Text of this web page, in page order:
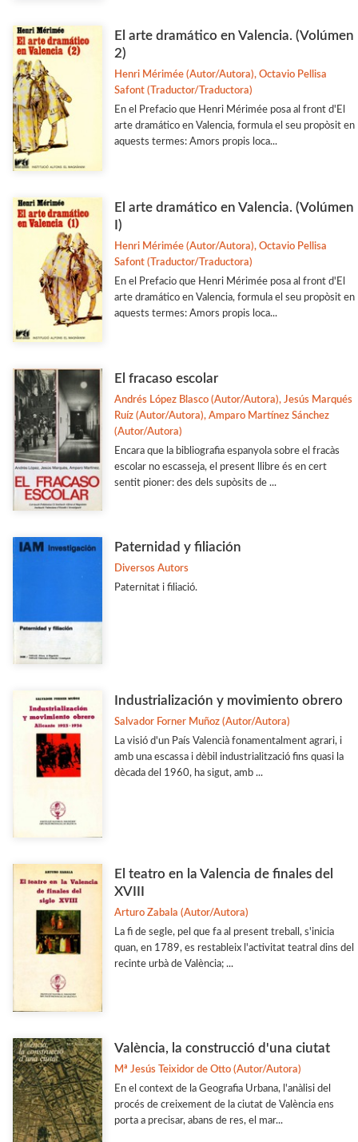
Arxius i Documents
Biblioteca d'Autors Teatrals
Biblioteca d'Autors Valencians
Biblioteca de Filologia
Biografia
Ciencia
Veure-les totes... (77)
El arte dramático en Valencia. (Volúmen
2)
Henri Mérimée (Autor/Autora), Octavio Pellisa
Safont (Traductor/Traductora)
En el Prefacio que Henri Mérimée posa al front d'El
arte dramático en Valencia, formula el seu propòsit en
aquests termes: Amors propis loca...
El arte dramático en Valencia. (Volúmen
I)
Henri Mérimée (Autor/Autora), Octavio Pellisa
Safont (Traductor/Traductora)
En el Prefacio que Henri Mérimée posa al front d'El
arte dramático en Valencia, formula el seu propòsit en
aquests termes: Amors propis loca...
El fracaso escolar
Andrés López Blasco (Autor/Autora), Jesús Marqués
Ruíz (Autor/Autora), Amparo Martínez Sánchez
(Autor/Autora)
Encara que la bibliografia espanyola sobre el fracàs
escolar no escasseja, el present llibre és en cert
sentit pioner: des dels supòsits de ...
Paternidad y filiación
Diversos Autors
Paternitat i filiació.
Industrialización y movimiento obrero
Salvador Forner Muñoz (Autor/Autora)
La visió d'un País Valencià fonamentalment agrari, i
amb una escassa i dèbil industrialització fins quasi la
dècada del 1960, ha sigut, amb ...
El teatro en la Valencia de finales del
XVIII
Arturo Zabala (Autor/Autora)
La fi de segle, pel que fa al present treball, s'inicia
quan, en 1789, es restableix l'activitat teatral dins del
recinte urbà de València; ...
València, la construcció d'una ciutat
Mª Jesús Teixidor de Otto (Autor/Autora)
En el context de la Geografia Urbana, l'anàlisi del
procés de creixement de la ciutat de València ens
porta a precisar, abans de res, el mar...